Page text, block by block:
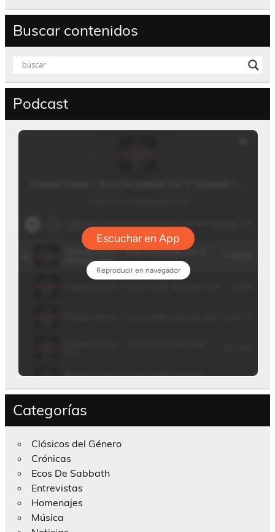
Buscar contenidos
Podcast
Categorías
Clásicos del Género
Crónicas
Ecos De Sabbath
Entrevistas
Homenajes
Música